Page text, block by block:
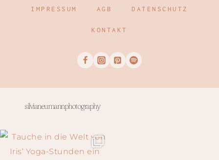
IMPRESSUM AGB DATENSCHUTZ
KONTAKT
silvianeumannphotography